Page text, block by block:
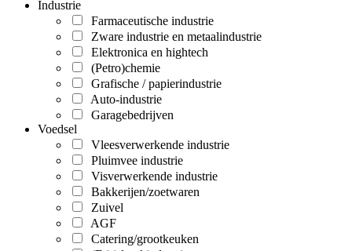
Industrie
Farmaceutische industrie
Zware industrie en metaalindustrie
Elektronica en hightech
(Petro)chemie
Grafische / papierindustrie
Auto-industrie
Garagebedrijven
Voedsel
Vleesverwerkende industrie
Pluimvee industrie
Visverwerkende industrie
Bakkerijen/zoetwaren
Zuivel
AGF
Catering/grootkeuken